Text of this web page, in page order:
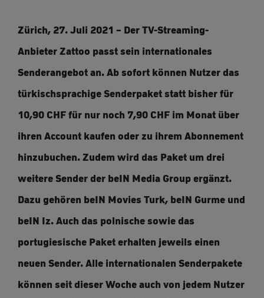
Zürich, 27. Juli 2021 – Der TV-Streaming-
Anbieter Zattoo passt sein internationales
Senderangebot an. Ab sofort können Nutzer das
türkischsprachige Senderpaket statt bisher für
10,90 CHF für nur noch 7,90 CHF im Monat über
ihren Account kaufen oder zu ihrem Abonnement
hinzubuchen. Zudem wird das Paket um drei
weitere Sender der beIN Media Group ergänzt.
Dazu gehören beIN Movies Turk, beIN Gurme und
beIN Iz. Auch das polnische sowie das
portugiesische Paket erhalten jeweils einen
neuen Sender. Alle internationalen Senderpakete
können seit dieser Woche auch von jedem Nutzer